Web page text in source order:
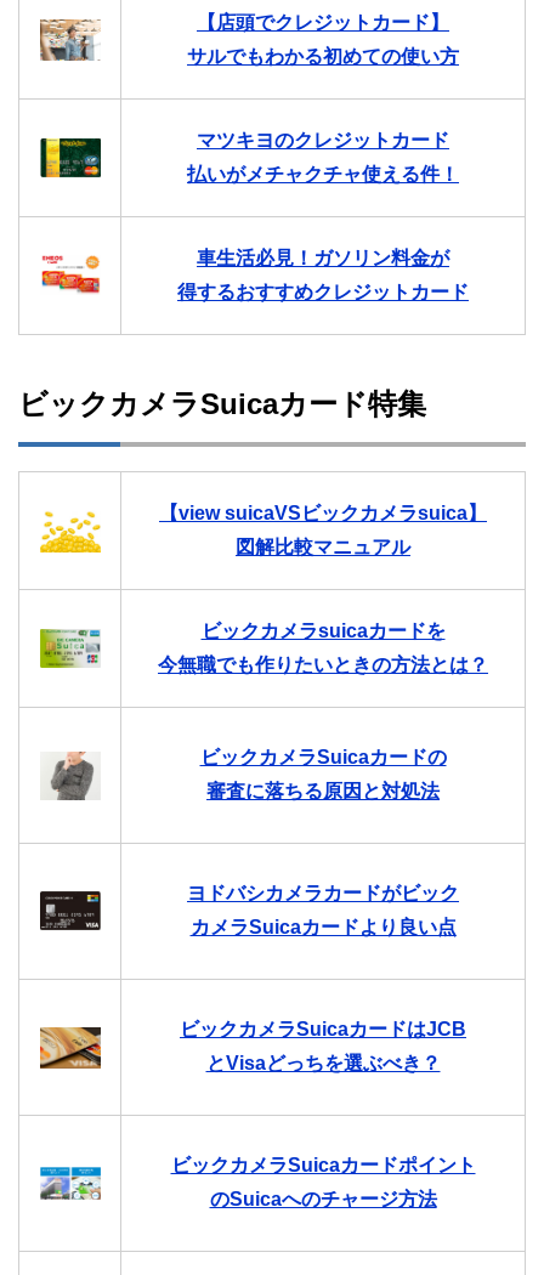
【店頭でクレジットカード】
サルでもわかる初めての使い方
マツキヨのクレジットカード
払いがメチャクチャ使える件！
車生活必見！ガソリン料金が
得するおすすめクレジットカード
ビックカメラSuicaカード特集
【view suicaVSビックカメラsuica】
図解比較マニュアル
ビックカメラsuicaカードを
今無職でも作りたいときの方法とは？
ビックカメラSuicaカードの
審査に落ちる原因と対処法
ヨドバシカメラカードがビック
カメラSuicaカードより良い点
ビックカメラSuicaカードはJCB
とVisaどっちを選ぶべき？
ビックカメラSuicaカードポイント
のSuicaへのチャージ方法